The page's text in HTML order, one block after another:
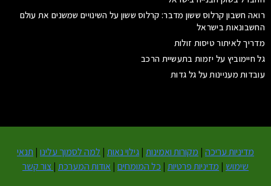
רואה חשבון קרלוס ששון מדבר: קרלוס ששון על השינויים שמשנים את עולם
החשבונאות בישראל
מדריך לאיתור טיסות זולות
גל חיימוביץ על יזמות בתעשיית הרכב
עובדות מעניינות על גל גדות
מדיניות עריכה | מקורות ואמינות | גילוי נאות | למה לסמוך עלינו | תנאי
שימוש | מדיניות פרטיות | כל המומחים | אודות המערכת | צור קשר